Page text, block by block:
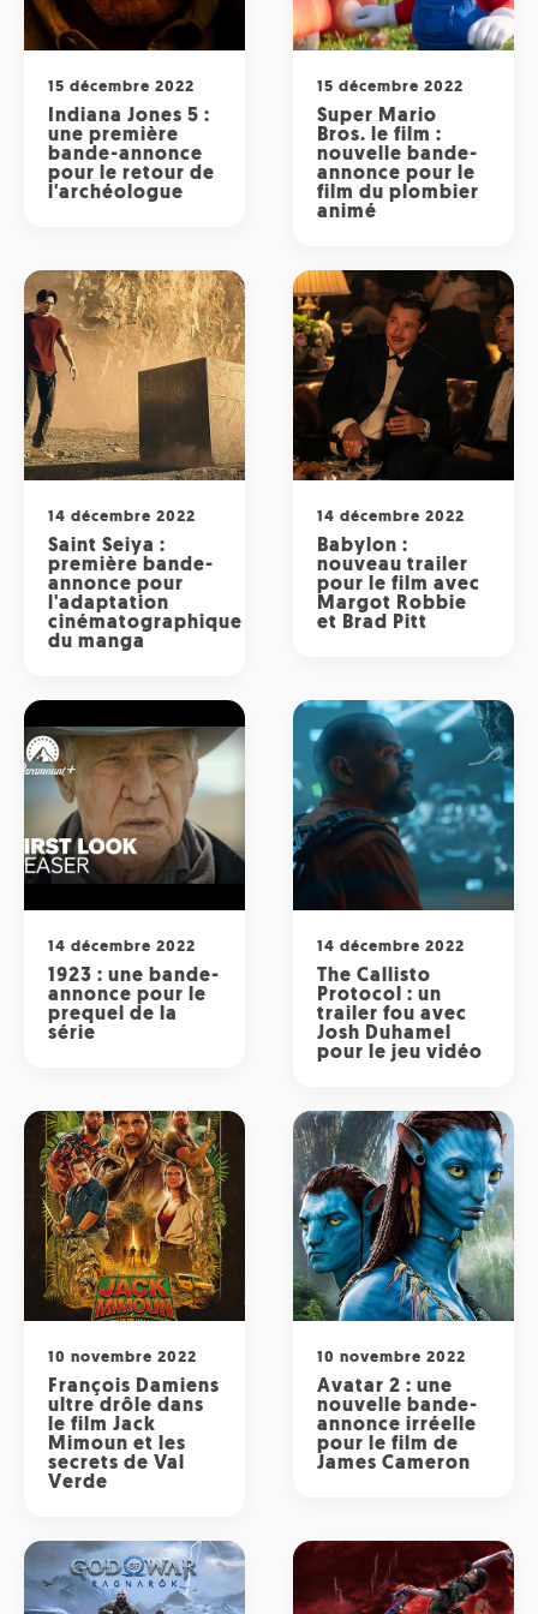
ONG
Politique
Belge
Politique
Régions
Santé
Sciences
Société
Musique
People
Streaming
Radio
Télévision
Animaux
Biodiversité
15 décembre 2022
Indiana Jones 5 :
une première
bande-annonce
pour le retour de
l'archéologue
15 décembre 2022
Super Mario
Bros. le film :
nouvelle bande-
annonce pour le
film du plombier
animé
14 décembre 2022
Saint Seiya :
première bande-
annonce pour
l'adaptation
cinématographique
du manga
14 décembre 2022
Babylon :
nouveau trailer
pour le film avec
Margot Robbie
et Brad Pitt
14 décembre 2022
1923 : une bande-
annonce pour le
prequel de la
série
14 décembre 2022
The Callisto
Protocol : un
trailer fou avec
Josh Duhamel
pour le jeu vidéo
10 novembre 2022
François Damiens
ultre drôle dans
le film Jack
Mimoun et les
secrets de Val
Verde
10 novembre 2022
Avatar 2 : une
nouvelle bande-
annonce irréelle
pour le film de
James Cameron